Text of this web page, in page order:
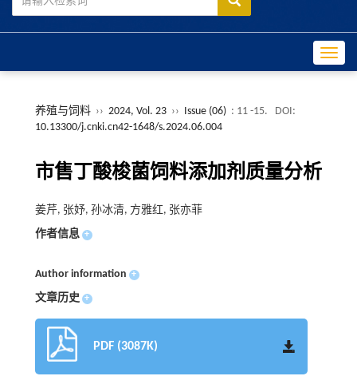
养殖与饲料 ›› 2024, Vol. 23 ›› Issue (06) : 11 -15.
DOI:
10.13300/j.cnki.cn42-1648/s.2024.06.004
市售丁酸梭菌饲料添加剂质量分析
姜芹, 张妤, 孙冰清, 方雅红, 张亦菲
作者信息 +
Author information +
文章历史 +
PDF (3087K)